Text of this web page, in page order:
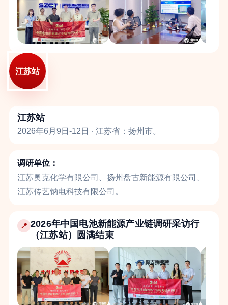
江苏站
江苏站
2026年6月9日-12日 · 江苏省：扬州市。
调研单位：
江苏奥克化学有限公司、扬州盘古新能源有限公司、
江苏传艺钠电科技有限公司。
📍 2026年中国电池新能源产业链调研采访行
（江苏站）圆满结束